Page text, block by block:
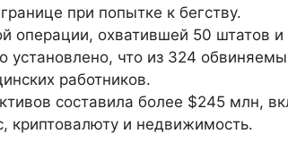
при попытке к бегству.
операции, охватившей 50 штатов и
установлено, что из 324
работников.
составила более $245 млн,
криптовалюту и недвижимость.